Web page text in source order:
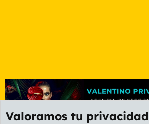
Valoramos tu privacidad